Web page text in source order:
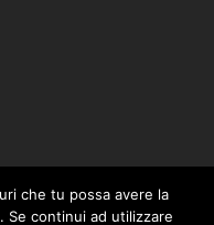
che tu possa avere la
Se continui ad utilizzare